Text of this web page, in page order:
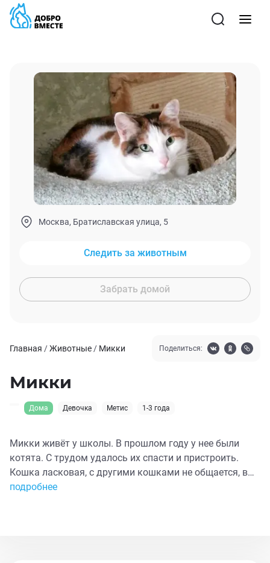
Москва, Братиславская улица, 5
Следить за животным
Забрать домой
Главная /Животные / Микки Поделиться:
Микки
Дома Девочка Метис 1-3 года
Микки живёт у школы. В прошлом году у нее были
котята. С трудом удалось их спасти и пристроить.
Кошка ласковая, с другими кошками не общается, в
подвал не ходит, предпочитает человека. Поэтому
подробнее